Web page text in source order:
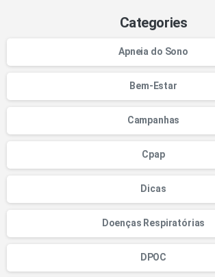
Categories
Apneia do Sono
Bem-Estar
Campanhas
Cpap
Dicas
Doenças Respiratórias
DPOC